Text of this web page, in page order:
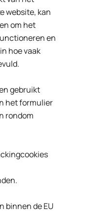
website, kan
om het
en
hoe vaak
gebruikt
het formulier
rondom
binnen de EU